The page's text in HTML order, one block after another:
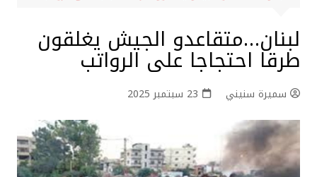
لبنان…متقاعدو الجيش يغلقون
طرقا احتجاجا على الرواتب
سميرة سنيني 23 سبتمبر 2025